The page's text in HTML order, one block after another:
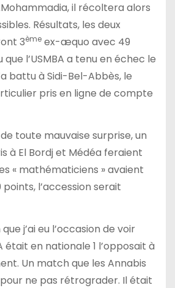
il récoltera alors
Résultats, les deux
3èmeex-æquo avec 49
l’USMBA a tenu en échec le
battu à Sidi-Bel-Abbès, le
pris en ligne de compte
toute mauvaise surprise, un
à El Bordj et Médéa feraient
« mathématiciens » avaient
l’accession serait
j’ai eu l’occasion de voir
était en nationale 1 l’opposait à
Un match que les Annabis
ne pas rétrograder. Il était